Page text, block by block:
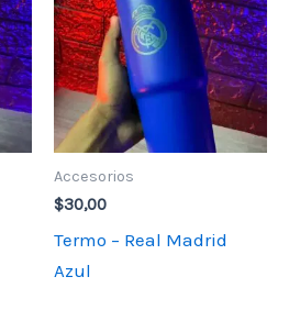
Accesorios
$30,00
Termo – Real Madrid
Azul